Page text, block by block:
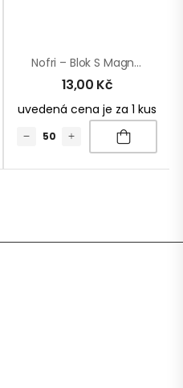
Nofri – Blok S Magnetkou
13,00 Kč
uvedená cena je za 1 kus